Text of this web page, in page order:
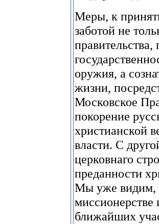
Меры, к
заботой не
оружия, а
жизни,
Московское
покорение
христианской
власти. С
церковнаго
преданности
Мы уже видим,
ближайших